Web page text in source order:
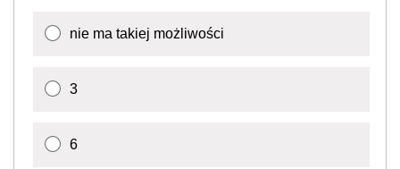
nie ma takiej możliwości
3
6